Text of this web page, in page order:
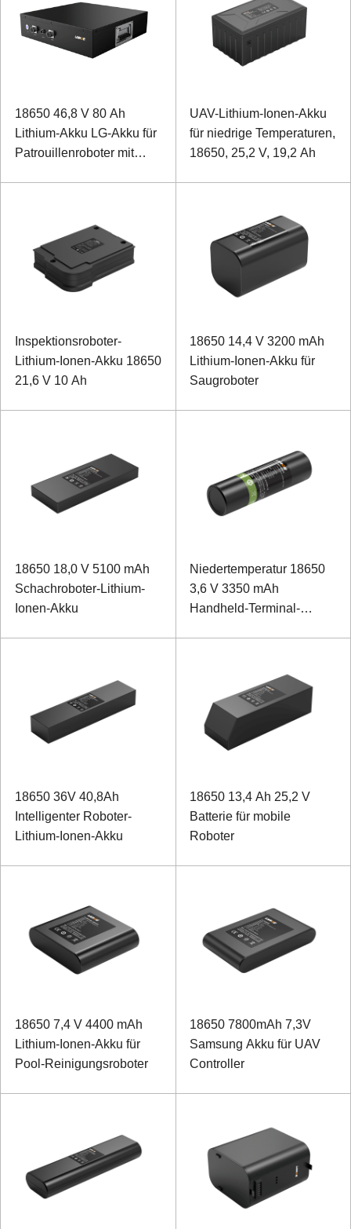
18650 46,8 V 80 Ah
Lithium-Akku LG-Akku für
Patrouillenroboter mit
UAV-Lithium-Ionen-Akku
für niedrige Temperaturen,
18650, 25,2 V, 19,2 Ah
Inspektionsroboter-
Lithium-Ionen-Akku 18650
21,6 V 10 Ah
18650 14,4 V 3200 mAh
Lithium-Ionen-Akku für
Saugroboter
18650 18,0 V 5100 mAh
Schachroboter-Lithium-
Ionen-Akku
Niedertemperatur 18650
3,6 V 3350 mAh
Handheld-Terminal-
18650 36V 40,8Ah
Intelligenter Roboter-
Lithium-Ionen-Akku
18650 13,4 Ah 25,2 V
Batterie für mobile
Roboter
18650 7,4 V 4400 mAh
Lithium-Ionen-Akku für
Pool-Reinigungsroboter
18650 7800mAh 7,3V
Samsung Akku für UAV
Controller